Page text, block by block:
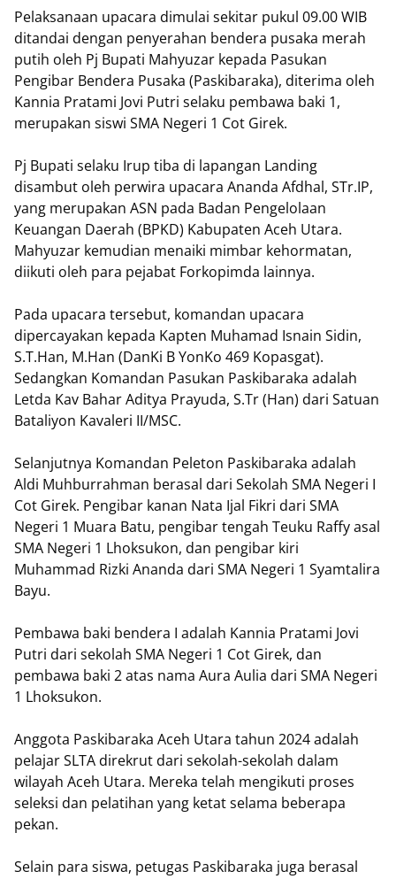
Pelaksanaan upacara dimulai sekitar pukul 09.00 WIB
ditandai dengan penyerahan bendera pusaka merah
putih oleh Pj Bupati Mahyuzar kepada Pasukan
Pengibar Bendera Pusaka (Paskibaraka), diterima oleh
Kannia Pratami Jovi Putri selaku pembawa baki 1,
merupakan siswi SMA Negeri 1 Cot Girek.
Pj Bupati selaku Irup tiba di lapangan Landing
disambut oleh perwira upacara Ananda Afdhal, STr.IP,
yang merupakan ASN pada Badan Pengelolaan
Keuangan Daerah (BPKD) Kabupaten Aceh Utara.
Mahyuzar kemudian menaiki mimbar kehormatan,
diikuti oleh para pejabat Forkopimda lainnya.
Pada upacara tersebut, komandan upacara
dipercayakan kepada Kapten Muhamad Isnain Sidin,
S.T.Han, M.Han (DanKi B YonKo 469 Kopasgat).
Sedangkan Komandan Pasukan Paskibaraka adalah
Letda Kav Bahar Aditya Prayuda, S.Tr (Han) dari Satuan
Bataliyon Kavaleri II/MSC.
Selanjutnya Komandan Peleton Paskibaraka adalah
Aldi Muhburrahman berasal dari Sekolah SMA Negeri I
Cot Girek. Pengibar kanan Nata Ijal Fikri dari SMA
Negeri 1 Muara Batu, pengibar tengah Teuku Raffy asal
SMA Negeri 1 Lhoksukon, dan pengibar kiri
Muhammad Rizki Ananda dari SMA Negeri 1 Syamtalira
Bayu.
Pembawa baki bendera I adalah Kannia Pratami Jovi
Putri dari sekolah SMA Negeri 1 Cot Girek, dan
pembawa baki 2 atas nama Aura Aulia dari SMA Negeri
1 Lhoksukon.
Anggota Paskibaraka Aceh Utara tahun 2024 adalah
pelajar SLTA direkrut dari sekolah-sekolah dalam
wilayah Aceh Utara. Mereka telah mengikuti proses
seleksi dan pelatihan yang ketat selama beberapa
pekan.
Selain para siswa, petugas Paskibaraka juga berasal